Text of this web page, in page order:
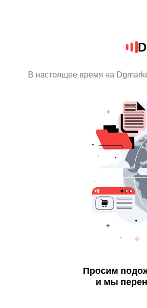
В настоящее время на
Просим
и мы